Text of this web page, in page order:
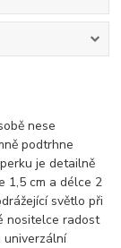
nese
podtrhne
je detailně
1,5 cm a délce 2
světlo při
nositelce radost
univerzální